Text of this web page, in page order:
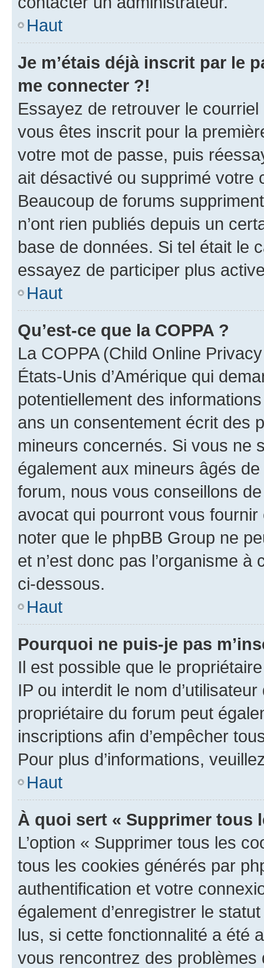
Haut
Je m’étais déjà inscrit par le
me connecter ?!
Essayez de retrouver le
vous êtes inscrit pour la
votre mot de passe, puis
ait désactivé ou supprimé votre
Beaucoup de forums
n’ont rien publiés depuis un
base de données. Si tel était le
essayez de participer plus
Haut
Qu’est-ce que la COPPA ?
La COPPA (Child Online
États-Unis d’Amérique qui
potentiellement des
ans un consentement écrit des
mineurs concernés. Si vous ne
également aux mineurs âgés
forum, nous vous conseillons
avocat qui pourront vous
noter que le phpBB Group ne
et n’est donc pas l’organisme
ci-dessous.
Haut
Pourquoi ne puis-je pas
Il est possible que le
IP ou interdit le nom
propriétaire du forum peut
inscriptions afin d’empêcher
Pour plus d’informations,
Haut
À quoi sert « Supprimer tous
L’option « Supprimer tous les
tous les cookies générés par
authentification et votre
également d’enregistrer le
lus, si cette fonctionnalité a été
vous rencontrez des